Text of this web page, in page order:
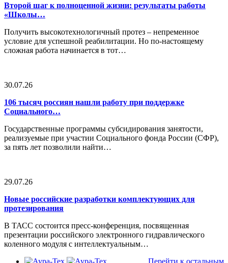
Второй шаг к полноценной жизни: результаты работы
«Школы…
Получить высокотехнологичный протез – непременное
условие для успешной реабилитации. Но по-настоящему
сложная работа начинается в тот…
30.07.26
106 тысяч россиян нашли работу при поддержке
Социального…
Государственные программы субсидирования занятости,
реализуемые при участии Социального фонда России (СФР),
за пять лет позволили найти…
29.07.26
Новые российские разработки комплектующих для
протезирования
В ТАСС состоится пресс-конференция, посвященная
презентации российского электронного гидравлического
коленного модуля с интеллектуальным…
Перейти к остальным